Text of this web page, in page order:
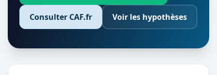
Consulter CAF.fr Voir les hypothèses